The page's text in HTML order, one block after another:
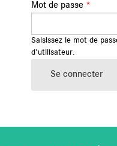
Mot de passe *
Saisissez le mot de
d'utilisateur.
Se connecter